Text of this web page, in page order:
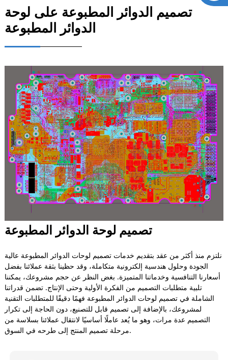
تصميم الدوائر المطبوعة على لوحة
الدوائر المطبوعة
تصميم لوحة الدوائر المطبوعة
نلتزم منذ أكثر من عقد بتقديم خدمات تصميم لوحات الدوائر المطبوعة عالية
الجودة وحلول هندسية إلكترونية متكاملة، وقد حظينا بثقة عملائنا بفضل
أسعارنا التنافسية وخدماتنا المتميزة. بغض النظر عن حجم مشروعك، يمكننا
تلبية متطلبات التصميم من الفكرة الأولية وحتى الإنتاج. تضمن قدراتنا
الشاملة في تصميم لوحات الدوائر المطبوعة فهمًا دقيقًا للمتطلبات التقنية
لمشروعك، بالإضافة إلى تصميم قابل للتصنيع، دون الحاجة إلى تكرار
التصميم عدة مرات، وهو ما يُعد عاملًا أساسيًا لانتقال عملائنا بسلاسة من
مرحلة تصميم المنتج إلى طرحه في السوق.